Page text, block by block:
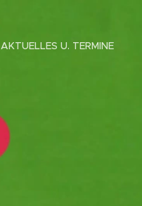
AKTUELLES U. TERMINE